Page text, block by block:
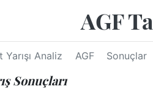
AGF
Yarışı Analiz AGF Sonuçlar
Sonuçları